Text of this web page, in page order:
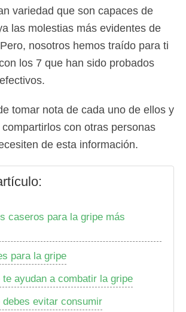
variedad que son capaces de
las molestias más evidentes de
nosotros hemos traído para ti
los 7 que han sido probados
tomar nota de cada uno de ellos y
con otras personas
de esta información.
caseros para la gripe más
para la gripe
ayudan a combatir la gripe
debes evitar consumir